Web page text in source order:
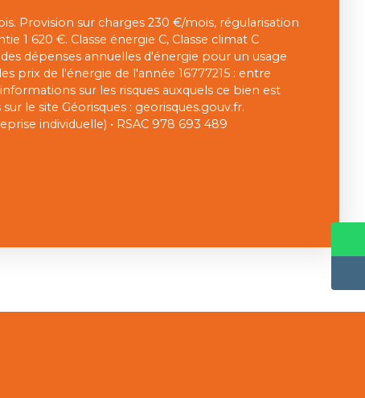
Provision sur charges 230 €/mois, régularisation
1 620 €. Classe énergie C, Classe climat C
dépenses annuelles d'énergie pour un usage
prix de l'énergie de l'année 16777215 : entre
sur les risques auxquels ce bien est
le site Géorisques : georisques.gouv.fr.
individuelle) • RSAC 978 693 489